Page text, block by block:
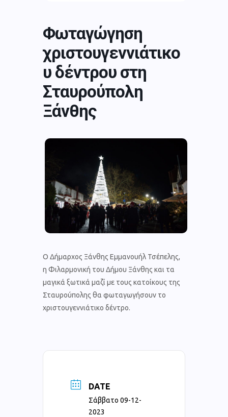
Φωταγώγηση
χριστουγεννιάτικο
υ δέντρου στη
Σταυρούπολη
Ξάνθης
Ο Δήμαρχος Ξάνθης Εμμανουήλ Τσέπελης,
η Φιλαρμονική του Δήμου Ξάνθης και τα
μαγικά ξωτικά μαζί με τους κατοίκους της
Σταυρούπολης θα φωταγωγήσουν το
χριστουγεννιάτικο δέντρο.
DATE
Σάββατο 09-12-
2023